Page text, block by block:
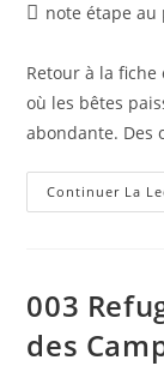
note étape au
Retour à la fiche
où les bêtes
abondante. Des
Continuer La
003
des